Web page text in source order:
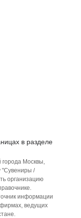
в разделе
города Москвы,
"Сувениры /
организацию
информации
ведущих